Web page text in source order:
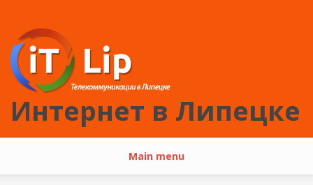
Интернет в Липецке
Main menu